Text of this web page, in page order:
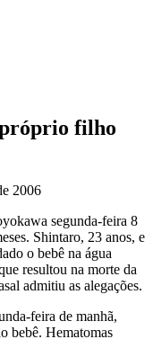
próprio filho
2006
segunda-feira 8
Shintaro, 23 anos, e
o bebê na água
resultou na morte da
admitiu as alegações.
feira de manhã,
bebê. Hematomas